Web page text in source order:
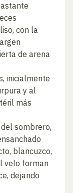
con la
de arena
inicialmente
y al
más
sombrero,
blancuzco,
velo forman
dejando